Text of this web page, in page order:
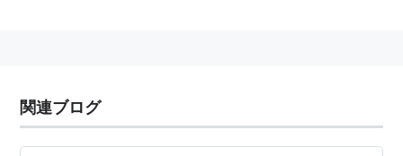
関連ブログ